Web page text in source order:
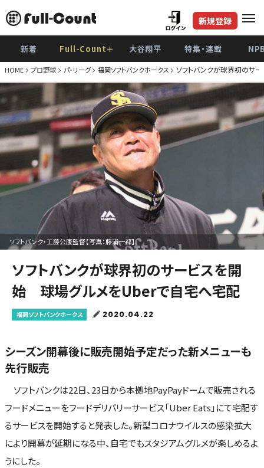
新規登録
新着 Full-Count＋ 大谷翔平 特集・連載
HOME プロ野球 パ・リーグ 福岡ソフトバンクホークス ソフトバンクが球界初のサ
ソフトバンク・工藤公康監督【写真：藤浦一都】
ソフトバンクが球界初のサービスを開
始 球場グルメをUberで自宅へ宅配
福岡ソフトバンクホークス 2020.04.22
シーズン開幕後に販売開始予定だった新メニューも
先行販売
ソフトバンクは22日、23日から本拠地PayPayドームで販売される
フードメニューをフードデリバリーサービス「Uber Eats」にて宅配す
るサービスを開始すると発表した。新型コロナウイルスの感染拡大
により開幕が延期になる中、自宅でもスタジアムグルメが楽しめるよ
うにした。